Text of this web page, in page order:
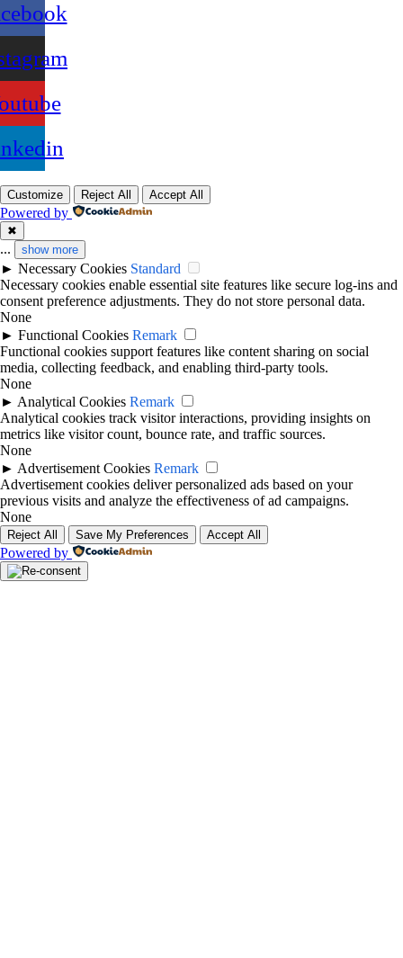
Customize Reject All Accept All
Powered by
✖
... show more
► Necessary Cookies Standard
Necessary cookies enable essential site features like secure log-ins and
consent preference adjustments. They do not store personal data.
None
► Functional Cookies Remark
Functional cookies support features like content sharing on social
media, collecting feedback, and enabling third-party tools.
None
► Analytical Cookies Remark
Analytical cookies track visitor interactions, providing insights on
metrics like visitor count, bounce rate, and traffic sources.
None
► Advertisement Cookies Remark
Advertisement cookies deliver personalized ads based on your
previous visits and analyze the effectiveness of ad campaigns.
None
Reject All Save My Preferences Accept All
Powered by